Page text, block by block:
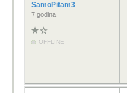
SamoPitam3
7 godina
OFFLINE